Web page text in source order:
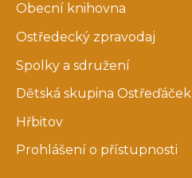
Obecní knihovna
Ostředecký zpravodaj
Spolky a sdružení
Dětská skupina Ostřeďáček
Hřbitov
Prohlášení o přístupnosti